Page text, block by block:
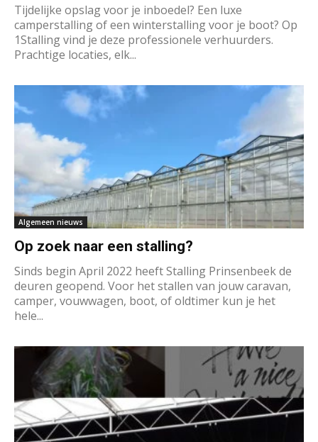
Tijdelijke opslag voor je inboedel? Een luxe
camperstalling of een winterstalling voor je boot? Op
1Stalling vind je deze professionele verhuurders.
Prachtige locaties, elk...
Algemeen nieuws
Op zoek naar een stalling?
Sinds begin April 2022 heeft Stalling Prinsenbeek de
deuren geopend. Voor het stallen van jouw caravan,
camper, vouwwagen, boot, of oldtimer kun je het
hele...